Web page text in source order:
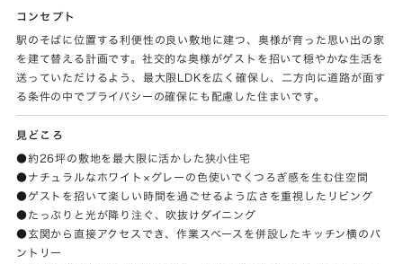
コンセプト
駅のそばに位置する利便性の良い敷地に建つ、奥様が育った思い出の家
を建て替える計画です。社交的な奥様がゲストを招いて穏やかな生活を
送っていただけるよう、最大限LDKを広く確保し、二方向に道路が面す
る条件の中でプライバシーの確保にも配慮した住まいです。
見どころ
●約26坪の敷地を最大限に活かした狭小住宅
●ナチュラルなホワイト×グレーの色使いでくつろぎ感を生む住空間
●ゲストを招いて楽しい時間を過ごせるよう広さを重視したリビング
●たっぷりと光が降り注ぐ、吹抜けダイニング
●玄関から直接アクセスでき、作業スペースを併設したキッチン横のパ
ントリー